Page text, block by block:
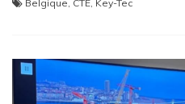
Belgique, CTE, Key-Tec